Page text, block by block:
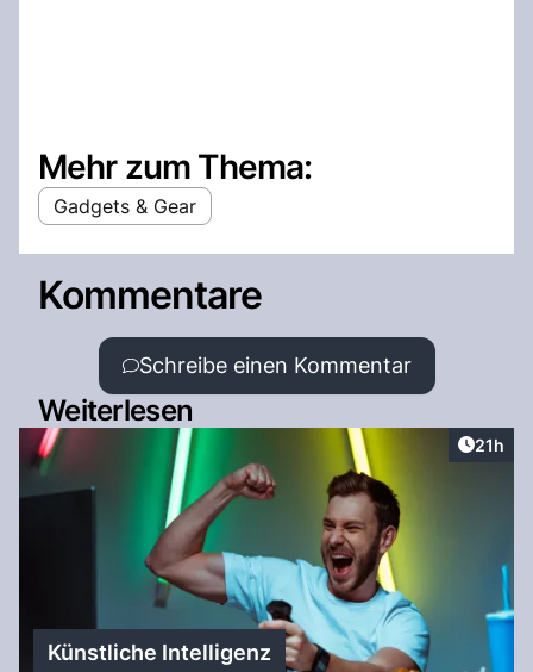
Mehr zum Thema:
Gadgets & Gear
Kommentare
Schreibe einen Kommentar
Weiterlesen
Artikel
21h
Künstliche Intelligenz